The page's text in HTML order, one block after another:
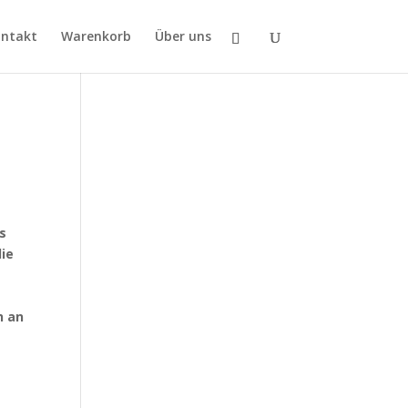
Warenkorb Über uns
an